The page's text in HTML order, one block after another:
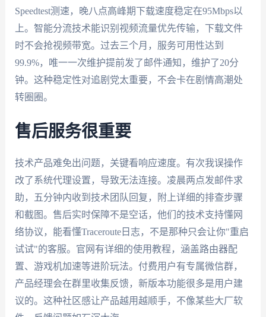
Speedtest测速，晚八点高峰期下载速度稳定在95Mbps以
上。智能分流技术能识别视频流量优先传输，下载文件
时不会抢视频带宽。过去三个月，服务可用性达到
99.9%，唯一一次维护提前发了邮件通知，维护了20分
钟。这种稳定性对追剧党太重要，不会卡在剧情高潮处
转圈圈。
售后服务很重要
技术产品难免出问题，关键看响应速度。有次我误操作
改了系统代理设置，导致无法连接。凌晨两点发邮件求
助，五分钟内收到技术团队回复，附上详细的排查步骤
和截图。售后实时保障不是空话，他们的技术支持懂网
络协议，能看懂Traceroute日志，不是那种只会让你"重启
试试"的客服。官网有详细的使用教程，涵盖路由器配
置、游戏机加速等进阶玩法。付费用户有专属微信群，
产品经理会在群里收集反馈，新版本功能很多是用户建
议的。这种社区感让产品越用越顺手，不像某些大厂软